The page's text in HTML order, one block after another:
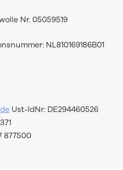
Nr. 05059519
NL810169186B01
Ust-IdNr: DE294460526
877500